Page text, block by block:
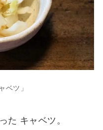
ベツ」
た キャベツ。